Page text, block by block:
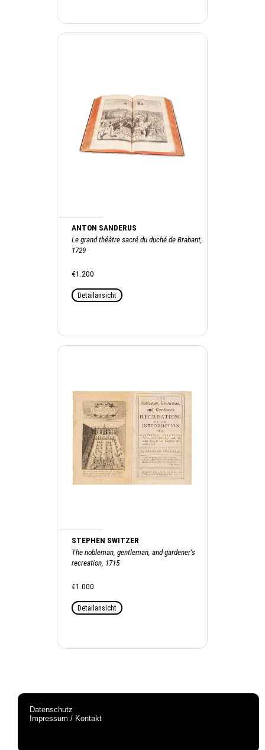
ANTON SANDERUS
Le grand théâtre sacré du duché de Brabant,
1729
€1.200
Detailansicht
STEPHEN SWITZER
The nobleman, gentleman, and gardener’s
recreation, 1715
€1.000
Detailansicht
Datenschutz
Impressum / Kontakt